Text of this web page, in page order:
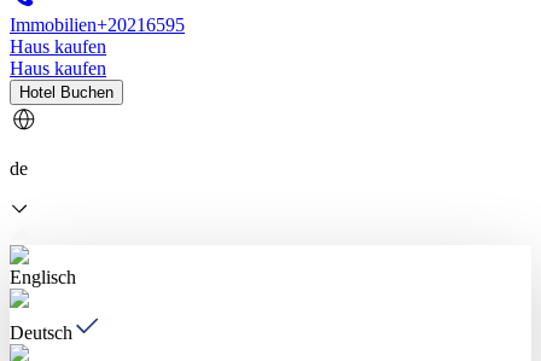
Immobilien+20216595
Haus kaufen
Haus kaufen
Hotel Buchen
de
Englisch
Deutsch